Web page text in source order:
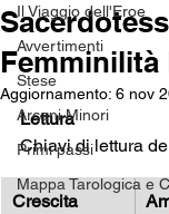
Il Viaggio dell'Eroe
Avvertimenti
Stese
Arcani Minori
Primi passi
Mappa Tarologica e
Femminilità
Aggiornamento: 6 nov
Lettura
Chiavi di lettura
Crescita